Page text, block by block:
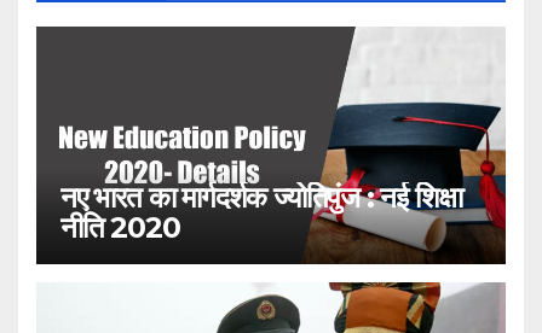
नए भारत का मार्गदर्शक ज्योतिपुंज : नई शिक्षा
नीति 2020